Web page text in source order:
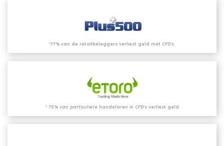
*77% van de retailbeleggers verliest geld met CFD’s.
* 75% van particuliere handelaren in CFD's verliest geld